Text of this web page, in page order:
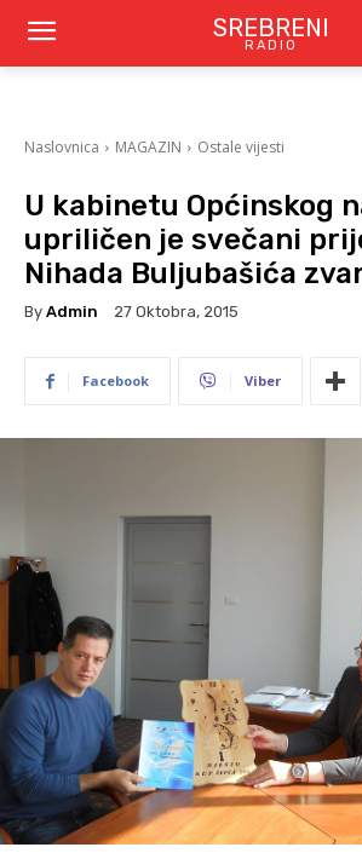
SREBRENI
RADIO
Naslovnica MAGAZIN Ostale vijesti
U kabinetu Općinskog
upriličen je svečani
Nihada Buljubašića
By Admin 27 Oktobra, 2015
Facebook Viber